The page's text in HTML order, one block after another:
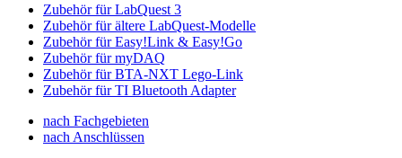
Zubehör für LabQuest 3
Zubehör für ältere LabQuest-Modelle
Zubehör für Easy!Link & Easy!Go
Zubehör für myDAQ
Zubehör für BTA-NXT Lego-Link
Zubehör für TI Bluetooth Adapter
nach Fachgebieten
nach Anschlüssen